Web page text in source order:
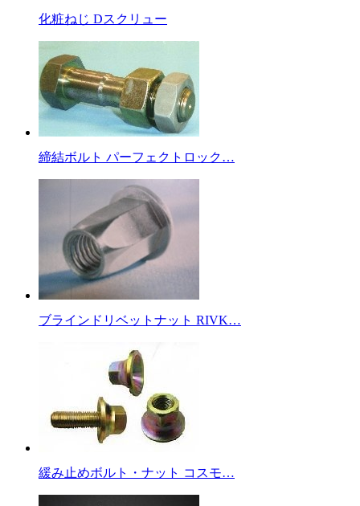
化粧ねじ Dスクリュー
締結ボルト パーフェクトロック…
ブラインドリベットナット RIVK…
緩み止めボルト・ナット コスモ…